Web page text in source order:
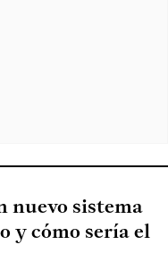
nuevo sistema
y cómo sería el